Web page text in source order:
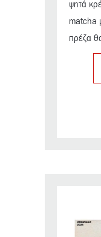
ψητά
matcha
πρέζα